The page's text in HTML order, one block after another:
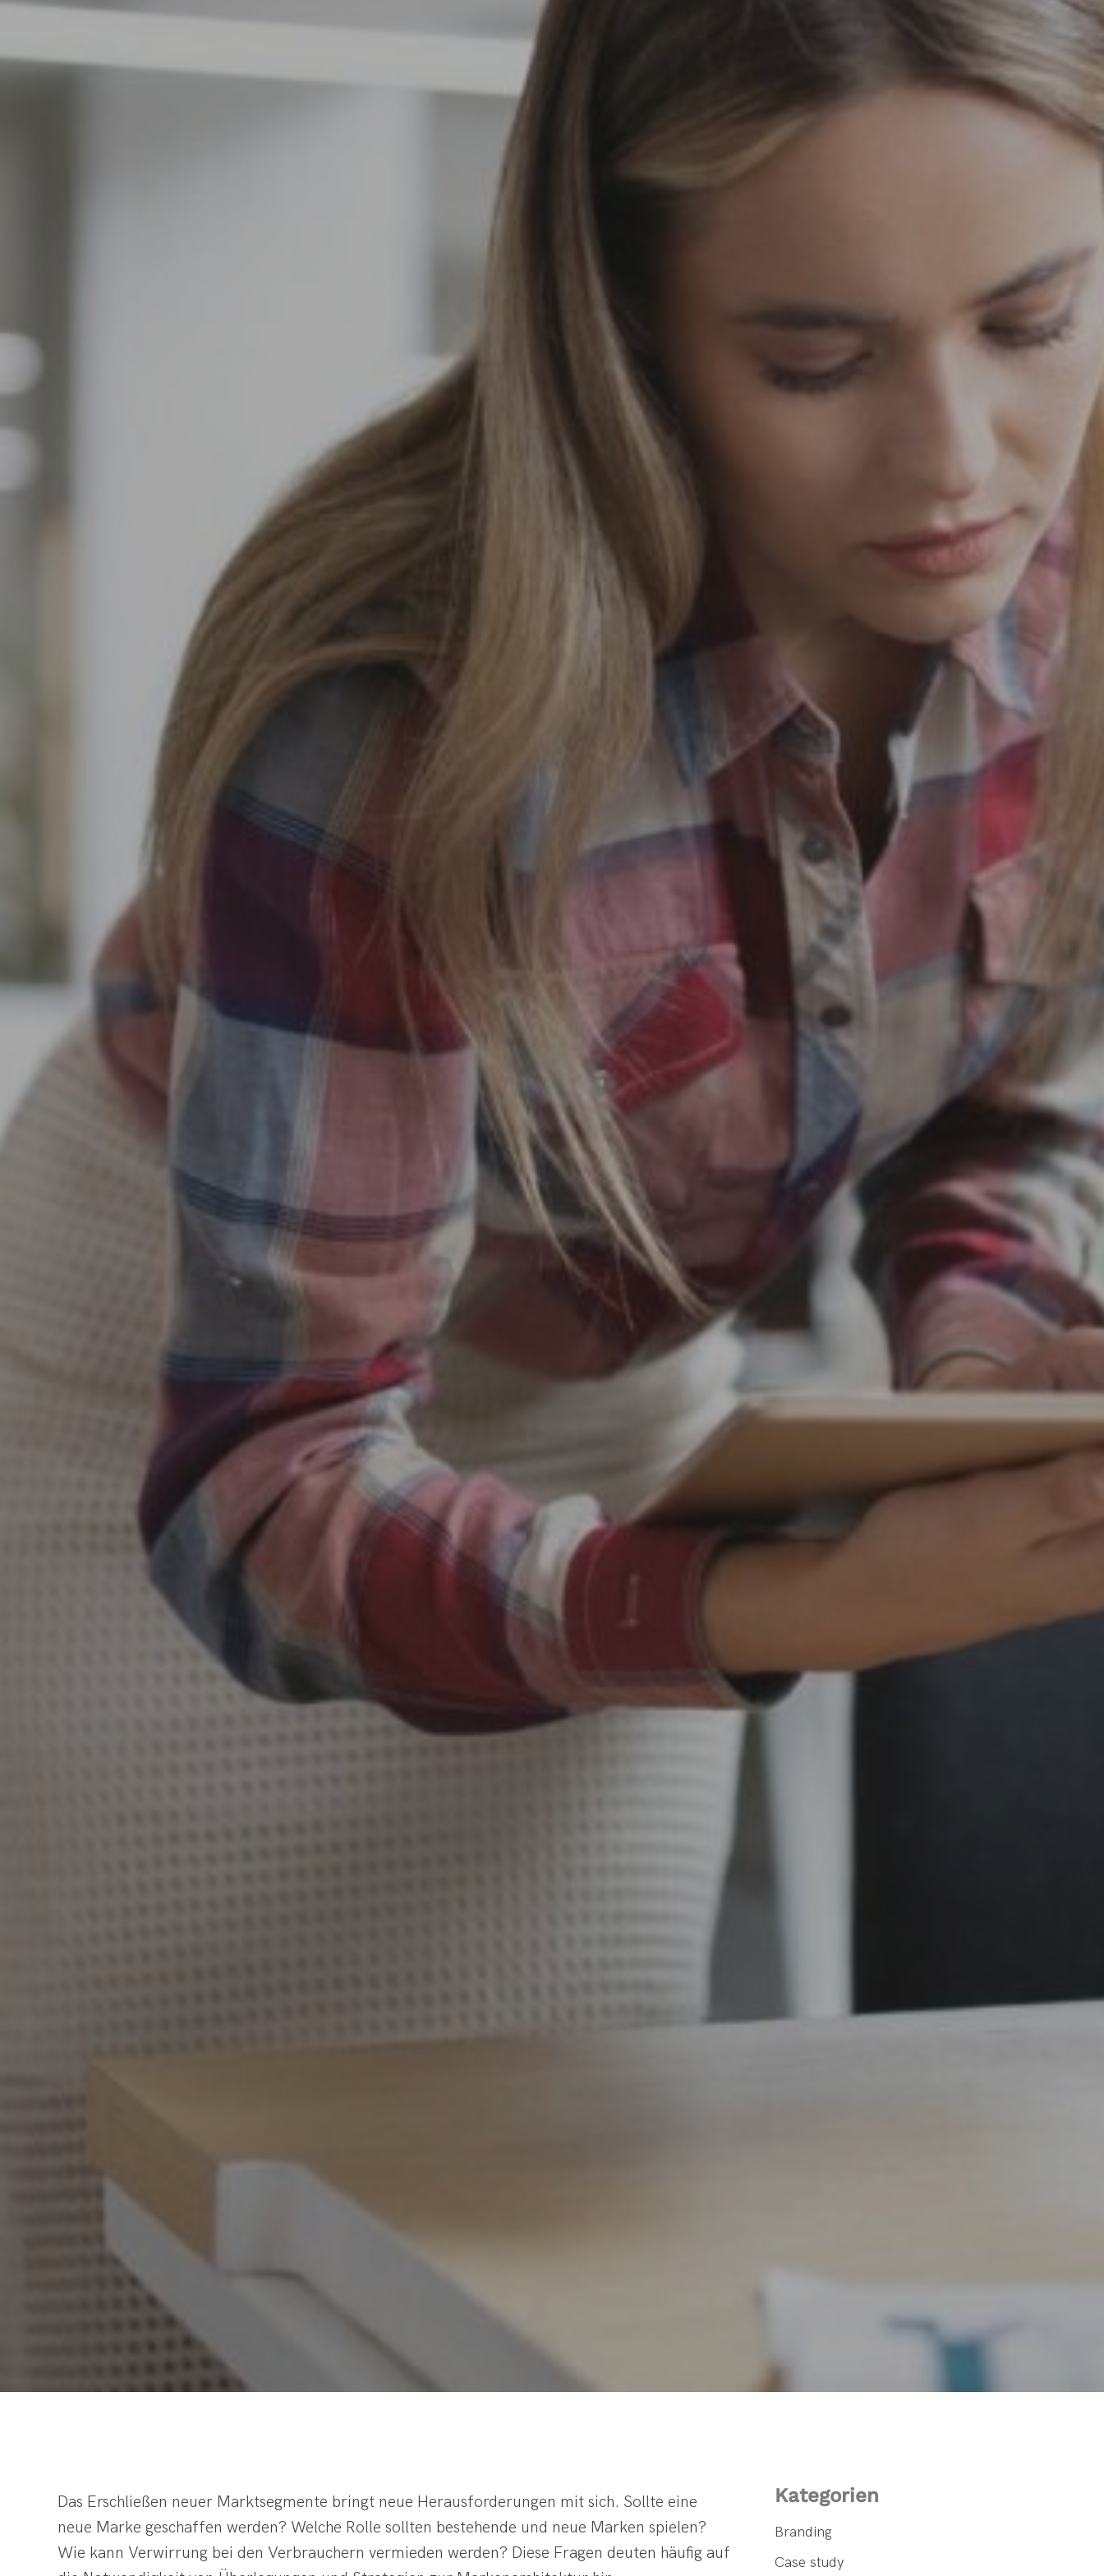
Das Erschließen neuer Marktsegmente bringt neue Herausforderungen mit sich. Sollte eine
neue Marke geschaffen werden? Welche Rolle sollten bestehende und neue Marken spielen?
Wie kann Verwirrung bei den Verbrauchern vermieden werden? Diese Fragen deuten häufig auf
Kategorien
Branding
Case study